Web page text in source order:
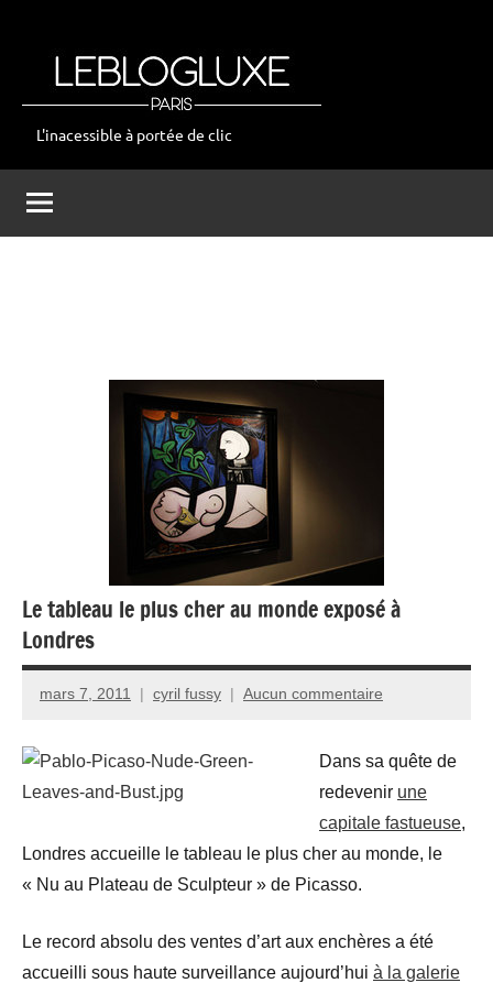
leblogluxe
L'inacessible à portée de clic
Le tableau le plus cher au monde exposé à
Londres
mars 7, 2011 cyril fussy Aucun commentaire
Dans sa quête de
redevenir une
capitale fastueuse,
Londres accueille le tableau le plus cher au monde, le
« Nu au Plateau de Sculpteur » de Picasso.
Le record absolu des ventes d’art aux enchères a été
accueilli sous haute surveillance aujourd’hui à la galerie